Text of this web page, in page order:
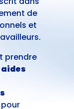
de
et
prendre
aides
pour